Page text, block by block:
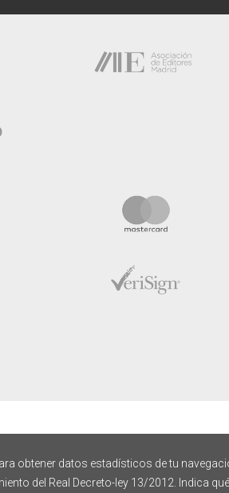
obtener datos estadísticos de tu
del Real Decreto-ley 13/2012. Indica qué